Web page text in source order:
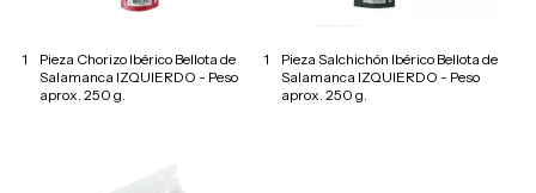
1
Pieza Chorizo Ibérico Bellota de
Salamanca IZQUIERDO - Peso
aprox. 250 g.
1
Pieza Salchichón Ibérico Bellota de
Salamanca IZQUIERDO - Peso
aprox. 250 g.